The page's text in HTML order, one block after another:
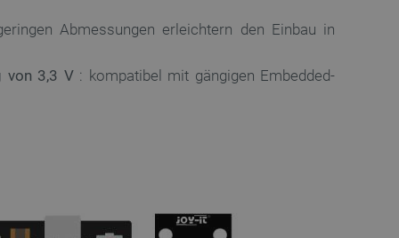
Abmessungen erleichtern den Einbau in
von 3,3 V: kompatibel mit gängigen Embedded-